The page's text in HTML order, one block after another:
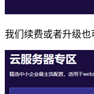
我们续费或者升级也